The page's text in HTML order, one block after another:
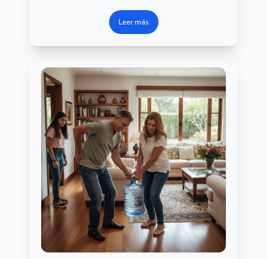
Leer más